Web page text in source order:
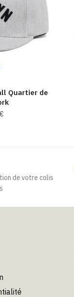
Quartier de
€
de votre colis